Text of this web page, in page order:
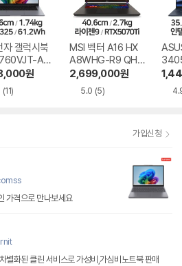
자 갤럭시북
A51
원
(11)
MSI 벡터 A16 HX
A8WHG-R9 QHD
+
2,699,000원
5.0 (5)
9W
가입신청
가격으로 만나보세요
별화된 클린 서비스로 가성비,가심비노트북 판매